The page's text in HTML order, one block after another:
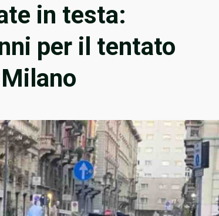
in testa:
per il tentato